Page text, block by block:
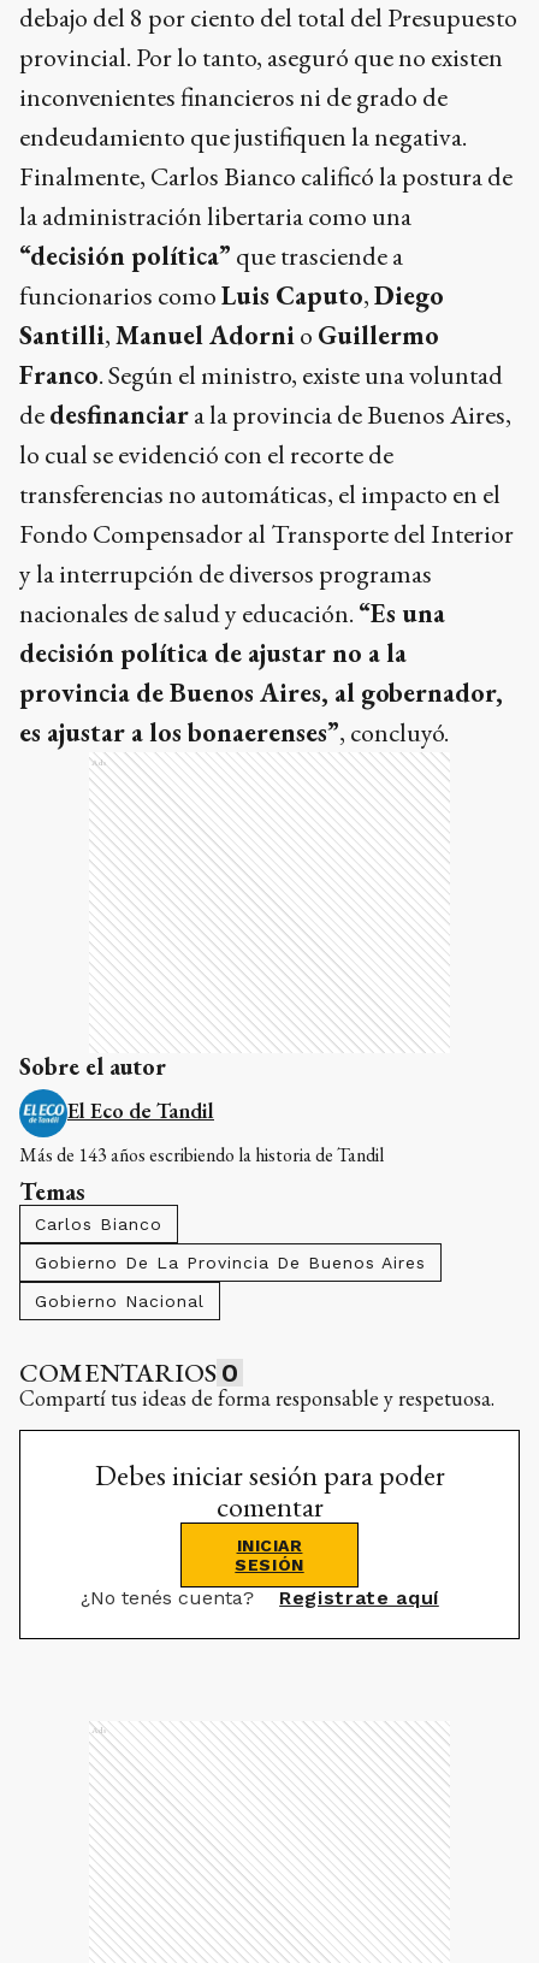
debajo del 8 por ciento del total del Presupuesto
provincial. Por lo tanto, aseguró que no existen
inconvenientes financieros ni de grado de
endeudamiento que justifiquen la negativa.
Finalmente, Carlos Bianco calificó la postura de
la administración libertaria como una
“decisión política” que trasciende a
funcionarios comoLuis Caputo,Diego
Santilli,Manuel Adornio Guillermo
Franco. Según el ministro, existe una voluntad
dedesfinanciara la provincia de Buenos Aires,
lo cual se evidenció con el recorte de
transferencias no automáticas, el impacto en el
Fondo Compensador al Transporte del Interior
y la interrupción de diversos programas
nacionales de salud y educación. “Es una
decisión política de ajustar no a la
provincia de Buenos Aires, al gobernador,
es ajustar a los bonaerenses”, concluyó.
Ads
Sobre el autor
El Eco de Tandil
Más de 143 años escribiendo la historia de Tandil
Temas
Carlos Bianco
Gobierno De La Provincia De Buenos Aires
Gobierno Nacional
COMENTARIOS 0
Compartí tus ideas de forma responsable y respetuosa.
Debes iniciar sesión para poder
comentar
INICIAR
SESIÓN
¿No tenés cuenta? Registrate aquí
Ads